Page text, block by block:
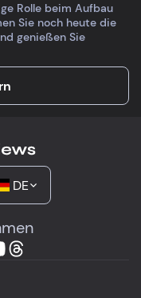
Rolle beim Aufbau
Sie noch heute die
genießen Sie
DE